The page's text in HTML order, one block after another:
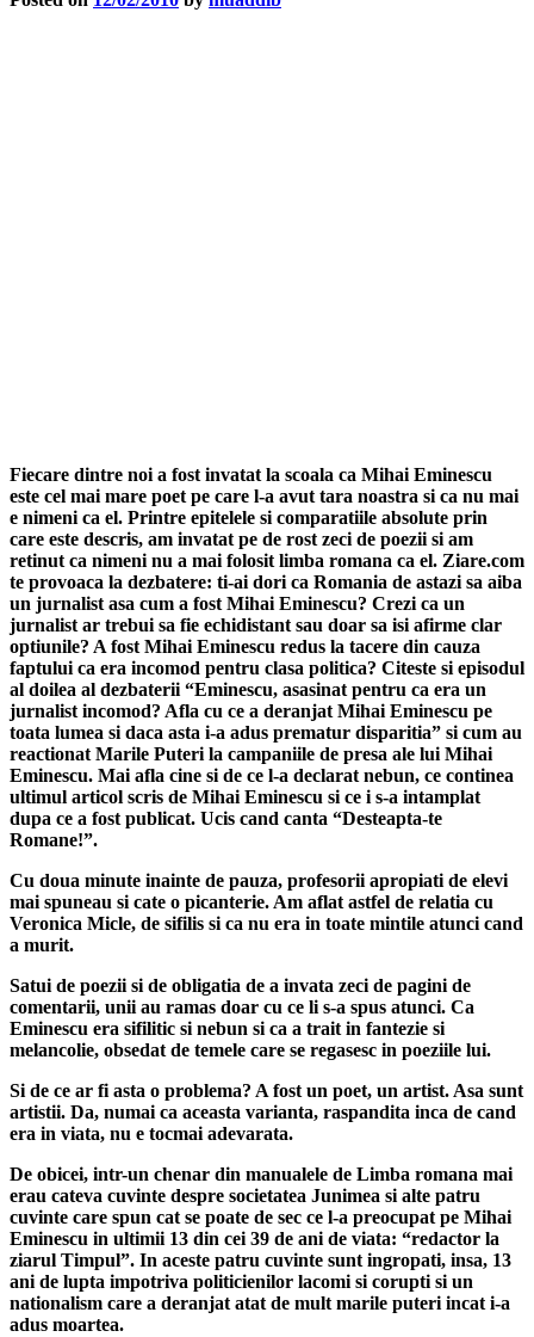
Fiecare dintre noi a fost invatat la scoala ca Mihai Eminescu
este cel mai mare poet pe care l-a avut tara noastra si ca nu mai
e nimeni ca el. Printre epitelele si comparatiile absolute prin
care este descris, am invatat pe de rost zeci de poezii si am
retinut ca nimeni nu a mai folosit limba romana ca el. Ziare.com
te provoaca la dezbatere: ti-ai dori ca Romania de astazi sa aiba
un jurnalist asa cum a fost Mihai Eminescu? Crezi ca un
jurnalist ar trebui sa fie echidistant sau doar sa isi afirme clar
optiunile? A fost Mihai Eminescu redus la tacere din cauza
faptului ca era incomod pentru clasa politica? Citeste si episodul
al doilea al dezbaterii “Eminescu, asasinat pentru ca era un
jurnalist incomod? Afla cu ce a deranjat Mihai Eminescu pe
toata lumea si daca asta i-a adus prematur disparitia” si cum au
reactionat Marile Puteri la campaniile de presa ale lui Mihai
Eminescu. Mai afla cine si de ce l-a declarat nebun, ce continea
ultimul articol scris de Mihai Eminescu si ce i s-a intamplat
dupa ce a fost publicat. Ucis cand canta “Desteapta-te
Romane!”.
Cu doua minute inainte de pauza, profesorii apropiati de elevi
mai spuneau si cate o picanterie. Am aflat astfel de relatia cu
Veronica Micle, de sifilis si ca nu era in toate mintile atunci cand
a murit.
Satui de poezii si de obligatia de a invata zeci de pagini de
comentarii, unii au ramas doar cu ce li s-a spus atunci. Ca
Eminescu era sifilitic si nebun si ca a trait in fantezie si
melancolie, obsedat de temele care se regasesc in poeziile lui.
Si de ce ar fi asta o problema? A fost un poet, un artist. Asa sunt
artistii. Da, numai ca aceasta varianta, raspandita inca de cand
era in viata, nu e tocmai adevarata.
De obicei, intr-un chenar din manualele de Limba romana mai
erau cateva cuvinte despre societatea Junimea si alte patru
cuvinte care spun cat se poate de sec ce l-a preocupat pe Mihai
Eminescu in ultimii 13 din cei 39 de ani de viata: “redactor la
ziarul Timpul”. In aceste patru cuvinte sunt ingropati, insa, 13
ani de lupta impotriva politicienilor lacomi si corupti si un
nationalism care a deranjat atat de mult marile puteri incat i-a
adus moartea.